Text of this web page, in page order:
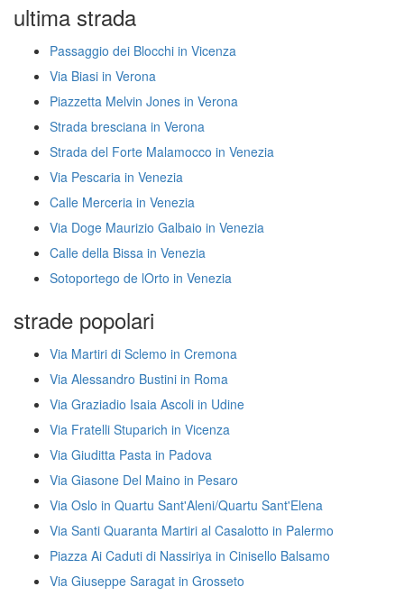
ultima strada
Passaggio dei Blocchi in Vicenza
Via Biasi in Verona
Piazzetta Melvin Jones in Verona
Strada bresciana in Verona
Strada del Forte Malamocco in Venezia
Via Pescaria in Venezia
Calle Merceria in Venezia
Via Doge Maurizio Galbaio in Venezia
Calle della Bissa in Venezia
Sotoportego de lOrto in Venezia
strade popolari
Via Martiri di Sclemo in Cremona
Via Alessandro Bustini in Roma
Via Graziadio Isaia Ascoli in Udine
Via Fratelli Stuparich in Vicenza
Via Giuditta Pasta in Padova
Via Giasone Del Maino in Pesaro
Via Oslo in Quartu Sant'Aleni/Quartu Sant'Elena
Via Santi Quaranta Martiri al Casalotto in Palermo
Piazza Ai Caduti di Nassiriya in Cinisello Balsamo
Via Giuseppe Saragat in Grosseto